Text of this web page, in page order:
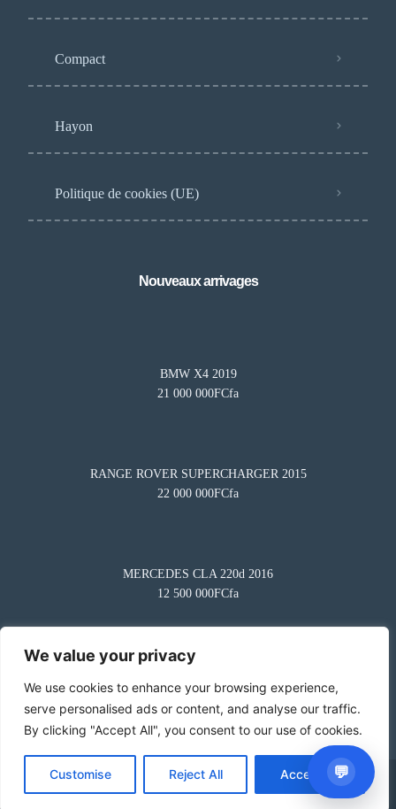
We value your privacy
We use cookies to enhance your browsing experience,
serve personalised ads or content, and analyse our traffic.
By clicking "Accept All", you consent to our use of cookies.
Customise Reject All Accept All
Compact
Hayon
Politique de cookies (UE)
Nouveaux arrivages
BMW X4 2019
21 000 000FCfa
RANGE ROVER SUPERCHARGER 2015
22 000 000FCfa
MERCEDES CLA 220d 2016
12 500 000FCfa
25 000 000FCfa
© 2025 Otogo - Achat et vente de véhicule. Tous droits réservés.
Besoin d'aide?
Questions fréquentes
Comment mettre en vente mon véhicule ?
💬